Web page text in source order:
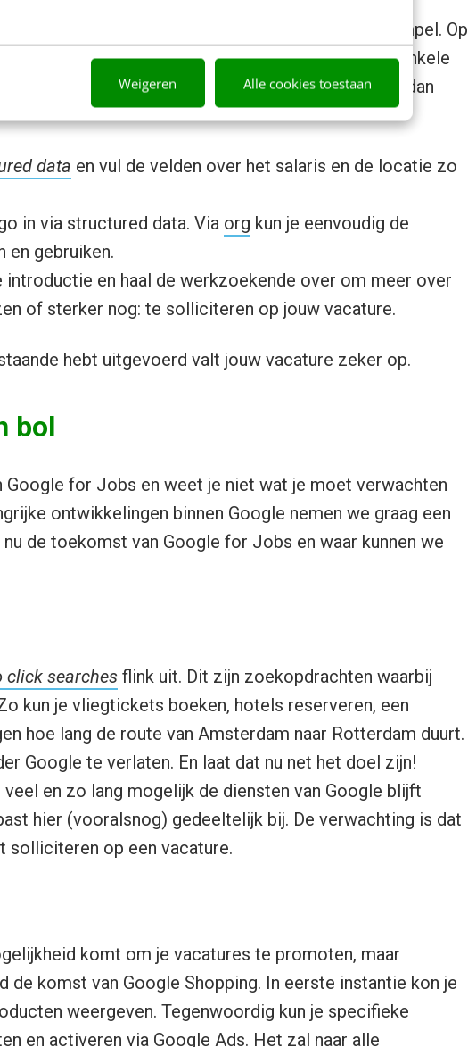
Weigeren Alle cookies toestaan
jouw vacatures? Het antwoord hierop is heel simpel. Op
zichtbaar waar het logo ontbreekt en worden enkele
Wil je opvallen met jouw vacature, gebruik dan
data en vul de velden over het salaris en de locatie zo
in via structured data. Via org kun je eenvoudig de
en gebruiken.
introductie en haal de werkzoekende over om meer over
of sterker nog: te solliciteren op jouw vacature.
hebt uitgevoerd valt jouw vacature zeker op.
bol
Google for Jobs en weet je niet wat je moet verwachten
ontwikkelingen binnen Google nemen we graag een
de toekomst van Google for Jobs en waar kunnen we
click searchesflink uit. Dit zijn zoekopdrachten waarbij
kun je vliegtickets boeken, hotels reserveren, een
hoe lang de route van Amsterdam naar Rotterdam duurt.
Google te verlaten. En laat dat nu net het doel zijn!
en zo lang mogelijk de diensten van Google blijft
hier (vooralsnog) gedeeltelijk bij. De verwachting is dat
solliciteren op een vacature.
komt om je vacatures te promoten, maar
de komst van Google Shopping. In eerste instantie kon je
weergeven. Tegenwoordig kun je specifieke
en activeren via Google Ads. Het zal naar alle